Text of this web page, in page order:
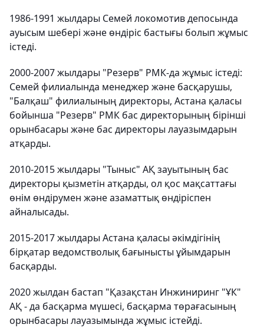
1986-1991 жылдары Семей локомотив депосында
ауысым шебері және өндіріс бастығы болып жұмыс
істеді.
2000-2007 жылдары "Резерв" РМК-да жұмыс істеді:
Семей филиалында менеджер және басқарушы,
"Балқаш" филиалының директоры, Астана қаласы
бойынша "Резерв" РМК бас директорының бірінші
орынбасары және бас директоры лауазымдарын
атқарды.
2010-2015 жылдары "Тыныс" АҚ зауытының бас
директоры қызметін атқарды, ол қос мақсаттағы
өнім өндірумен және азаматтық өндіріспен
айналысады.
2015-2017 жылдары Астана қаласы әкімдігінің
бірқатар ведомстволық бағынысты ұйымдарын
басқарды.
2020 жылдан бастап "Қазақстан Инжиниринг "ҰК"
АҚ - да басқарма мүшесі, басқарма төрағасының
орынбасары лауазымында жұмыс істейді.